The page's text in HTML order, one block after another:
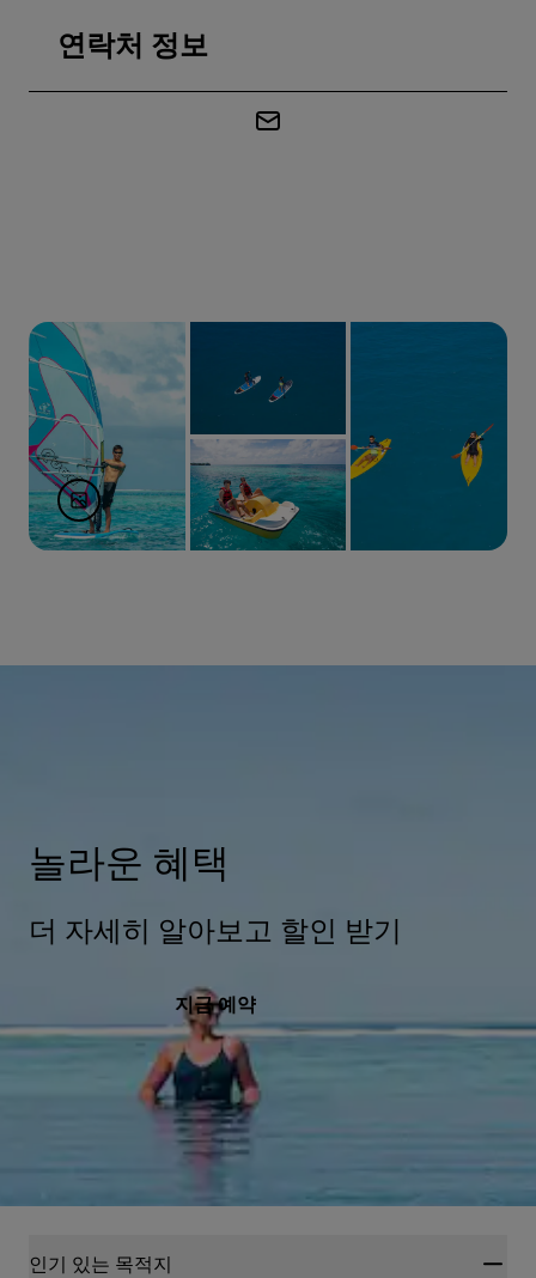
연락처 정보
놀라운 혜택
더 자세히 알아보고 할인 받기
지금 예약
인기 있는 목적지